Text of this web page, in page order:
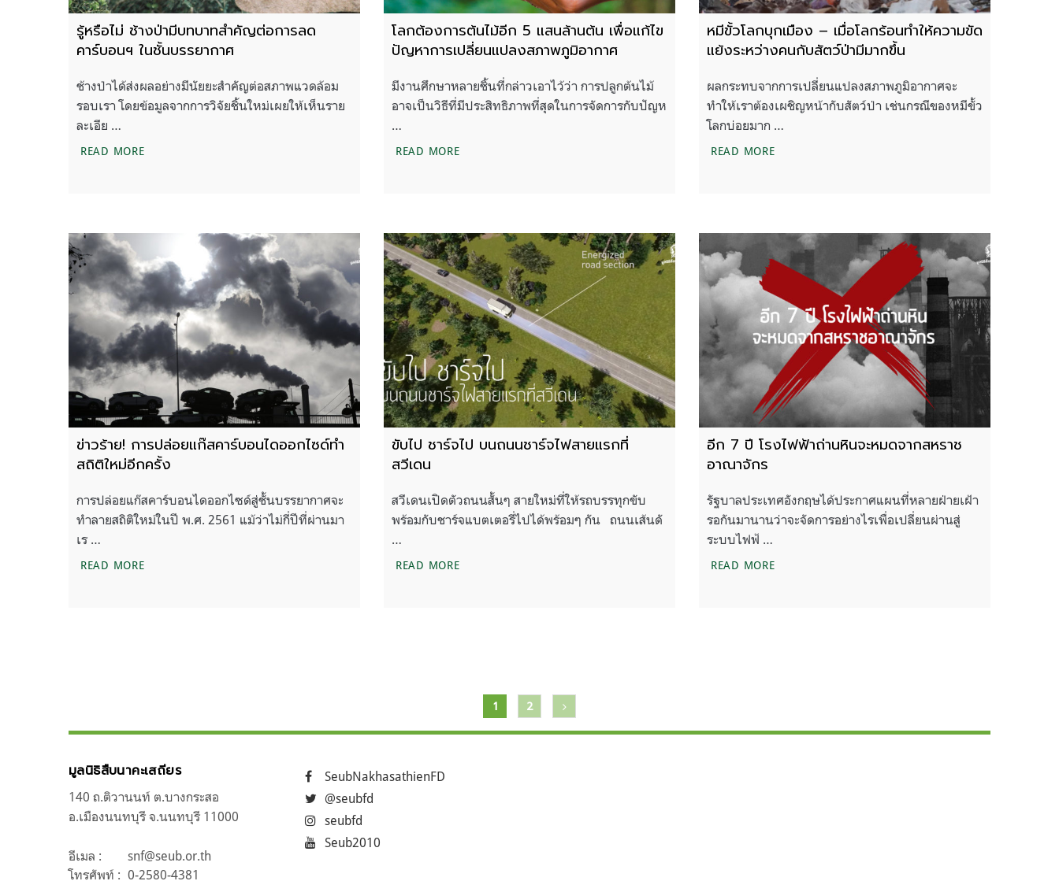
รู้หรือไม่ ช้างป่ามีบทบาทสำคัญต่อการลด
คาร์บอนฯ ในชั้นบรรยากาศ
ช้างป่าได้ส่งผลอย่างมีนัยยะสำคัญต่อสภาพแวดล้อม
รอบเรา โดยข้อมูลจากการวิจัยชิ้นใหม่เผยให้เห็นราย
ละเอีย …
READ MOREรู้หรือไม่ ช้างป่ามีบทบาทสำคัญต่อการลดคาร์บอนฯ ในชั้นบรรยากาศ
โลกต้องการต้นไม้อีก 5 แสนล้านต้น เพื่อแก้ไข
ปัญหาการเปลี่ยนแปลงสภาพภูมิอากาศ
มีงานศึกษาหลายชิ้นที่กล่าวเอาไว้ว่า การปลูกต้นไม้
อาจเป็นวิธีที่มีประสิทธิภาพที่สุดในการจัดการกับปัญห
…
READ MOREโลกต้องการต้นไม้อีก 5 แสนล้านต้น เพื่อแก้ไขปัญหาการเปลี่ยนแปลงสภาพภูมิอากาศ
หมีขั้วโลกบุกเมือง – เมื่อโลกร้อนทำให้ความขัด
แย้งระหว่างคนกับสัตว์ป่ามีมากขึ้น
ผลกระทบจากการเปลี่ยนแปลงสภาพภูมิอากาศจะ
ทำให้เราต้องเผชิญหน้ากับสัตว์ป่า เช่นกรณีของหมีขั้ว
โลกบ่อยมาก …
READ MOREหมีขั้วโลกบุกเมือง – เมื่อโลกร้อนทำให้ความขัดแย้งระหว่
ข่าวร้าย! การปล่อยแก๊สคาร์บอนไดออกไซด์ทำ
สถิติใหม่อีกครั้ง
การปล่อยแก๊สคาร์บอนไดออกไซด์สู่ชั้นบรรยากาศจะ
ทำลายสถิติใหม่ในปี พ.ศ. 2561 แม้ว่าไม่กี่ปีที่ผ่านมา
เร …
READ MOREข่าวร้าย! การปล่อยแก๊สคาร์บอนไดออกไซด์ทำสถิติใหม่อีกครั้ง
ขับไป ชาร์จไป บนถนนชาร์จไฟสายแรกที่
สวีเดน
สวีเดนเปิดตัวถนนสั้นๆ สายใหม่ที่ให้รถบรรทุกขับ
พร้อมกับชาร์จแบตเตอรี่ไปได้พร้อมๆ กัน ถนนเส้นดั
…
READ MOREขับไป ชาร์จไป บนถนนชาร์จไฟสายแรกที่สวีเดน
อีก 7 ปี โรงไฟฟ้าถ่านหินจะหมดจากสหราช
อาณาจักร
รัฐบาลประเทศอังกฤษได้ประกาศแผนที่หลายฝ่ายเฝ้า
รอกันมานานว่าจะจัดการอย่างไรเพื่อเปลี่ยนผ่านสู่
ระบบไฟฟ้ …
READ MOREอีก 7 ปี โรงไฟฟ้าถ่านหินจะหมดจากสหราชอาณาจักร
เรื่อง
1 2
มูลนิธิสืบนาคะเสถียร
140 ถ.ติวานนท์ ต.บางกระสอ
อ.เมืองนนทบุรี จ.นนทบุรี 11000
อีเมล :
snf@seub.or.th
โทรศัพท์ : 0-2580-4381
SeubNakhasathienFD
@seubfd
seubfd
Seub2010